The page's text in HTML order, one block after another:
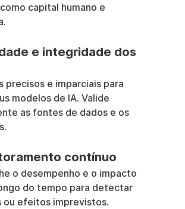
capital humano e
e integridade dos
precisos e imparciais para
modelos de IA. Valide
as fontes de dados e os
contínuo
o desempenho e o impacto
do tempo para detectar
ou efeitos imprevistos.